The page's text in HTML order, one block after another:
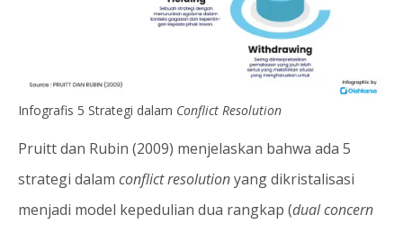
Infografis 5 Strategi dalam Conflict Resolution
Pruitt dan Rubin (2009) menjelaskan bahwa ada 5
strategi dalam conflict resolutionyang dikristalisasi
menjadi model kepedulian dua rangkap (dual concern